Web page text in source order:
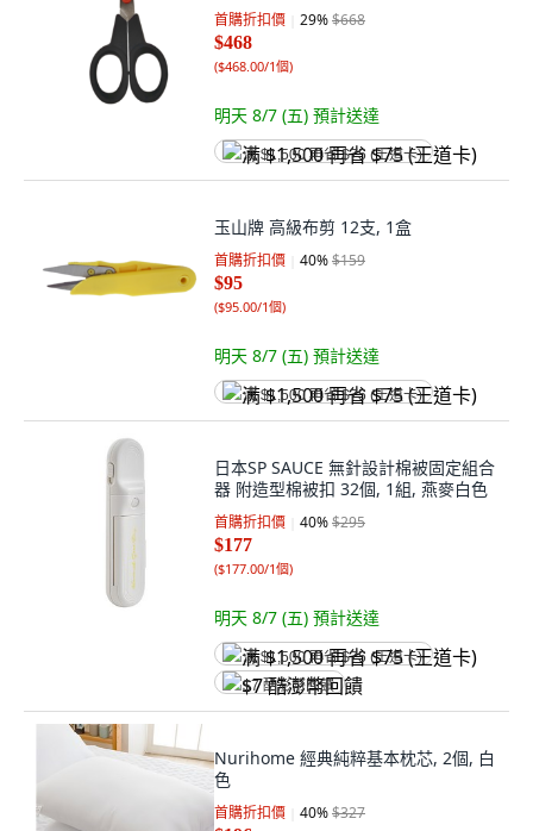
首購折扣價 29%$668
$468
($468.00/1個)
明天 8/7 (五) 預計送達
满 $1,500 再省 $75 (王道卡)
玉山牌 高級布剪 12支, 1盒
首購折扣價 40%$159
$95
($95.00/1個)
明天 8/7 (五) 預計送達
满 $1,500 再省 $75 (王道卡)
日本SP SAUCE 無針設計棉被固定組合
器 附造型棉被扣 32個, 1組, 燕麥白色
首購折扣價 40%$295
$177
($177.00/1個)
明天 8/7 (五) 預計送達
满 $1,500 再省 $75 (王道卡)
$7 酷澎幣回饋
Nurihome 經典純粹基本枕芯, 2個, 白
色
首購折扣價 40%$327